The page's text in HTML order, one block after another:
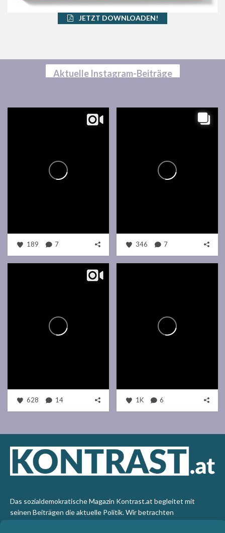
JETZT DOWNLOADEN!
Aktuelle Instagram-Beiträge
189 7 346 7
628 14 1K 6
Das sozialdemokratische Magazin Kontrast.at begleitet mit
seinen Beiträgen die aktuelle Politik. Wir betrachten